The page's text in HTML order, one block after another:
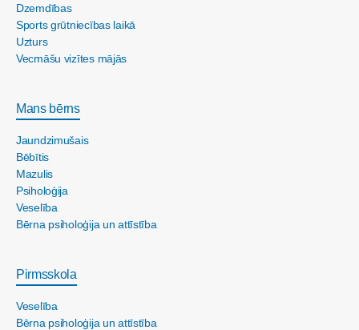
Dzemdības
Sports grūtniecības laikā
Uzturs
Vecmāšu vizītes mājās
Mans bērns
Jaundzimušais
Bēbītis
Mazulis
Psiholoģija
Veselība
Bērna psiholoģija un attīstība
Pirmsskola
Veselība
Bērna psiholoģija un attīstība